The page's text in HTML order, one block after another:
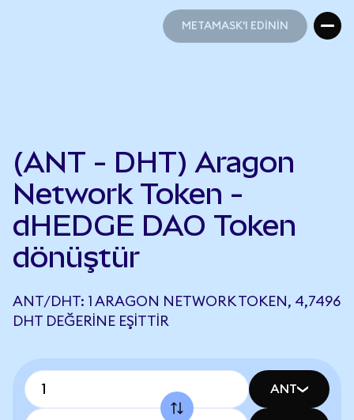
METAMASK'I EDİNİN
(ANT - DHT) Aragon
Network Token -
dHEDGE DAO Token
dönüştür
ANT/DHT: 1 ARAGON NETWORK TOKEN, 4,7496
DHT DEĞERINE EŞITTIR
ANT